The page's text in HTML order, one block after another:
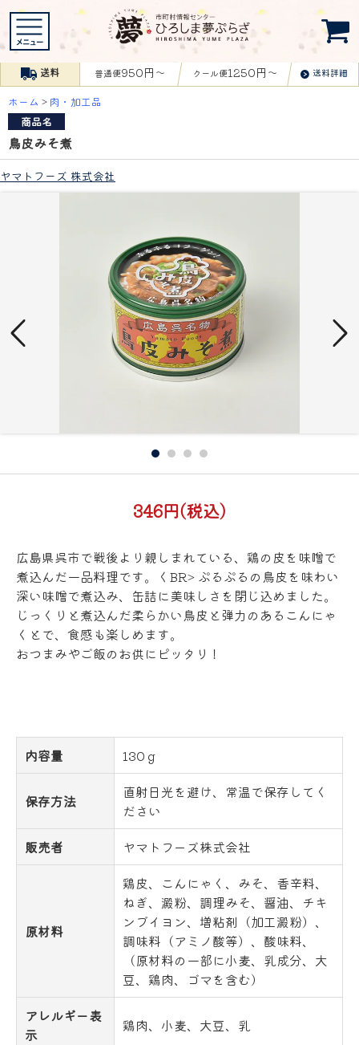
送料 普通便950円〜 クール便1250円〜 送料詳細
ホーム > 肉・加工品
商品名
鳥皮みそ煮
ヤマトフーズ 株式会社
346円(税込)
広島県呉市で戦後より親しまれている、鶏の皮を味噌で
煮込んだ一品料理です。くBR> ぷるぷるの鳥皮を味わい
深い味噌で煮込み、缶詰に美味しさを閉じ込めました。
じっくりと煮込んだ柔らかい鳥皮と弾力のあるこんにゃ
くとで、食感も楽しめます。
おつまみやご飯のお供にピッタリ！
内容量 130ｇ
保存方法
直射日光を避け、常温で保存してく
ださい
販売者
ヤマトフーズ株式会社
原材料
鶏皮、こんにゃく、みそ、香辛料、
ねぎ、澱粉、調理みそ、醤油、チキ
ンブイヨン、増粘剤（加工澱粉）、
調味料（アミノ酸等）、酸味料、
（原材料の一部に小麦、乳成分、大
豆、鶏肉、ゴマを含む）
アレルギー表
示
鶏肉、小麦、大豆、乳